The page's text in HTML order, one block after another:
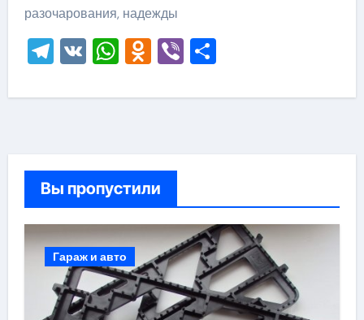
разочарования, надежды
Telegram
VKWhatsApp
Odnoklassniki
ViberОтправить
Вы пропустили
Гараж и авто